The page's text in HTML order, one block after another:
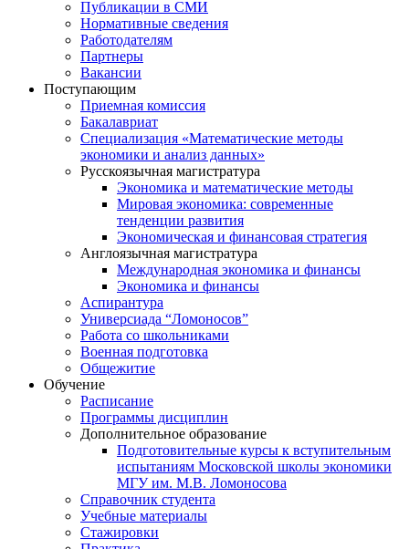
Публикации в СМИ
Нормативные сведения
Работодателям
Партнеры
Вакансии
Поступающим
Приемная комиссия
Бакалавриат
Специализация «Математические методы
экономики и анализ данных»
Русскоязычная магистратура
Экономика и математические методы
Мировая экономика: современные
тенденции развития
Экономическая и финансовая стратегия
Англоязычная магистратура
Международная экономика и финансы
Экономика и финансы
Аспирантура
Универсиада “Ломоносов”
Работа со школьниками
Военная подготовка
Общежитие
Обучение
Расписание
Программы дисциплин
Дополнительное образование
Подготовительные курсы к вступительным
испытаниям Московской школы экономики
МГУ им. М.В. Ломоносова
Справочник студента
Учебные материалы
Стажировки